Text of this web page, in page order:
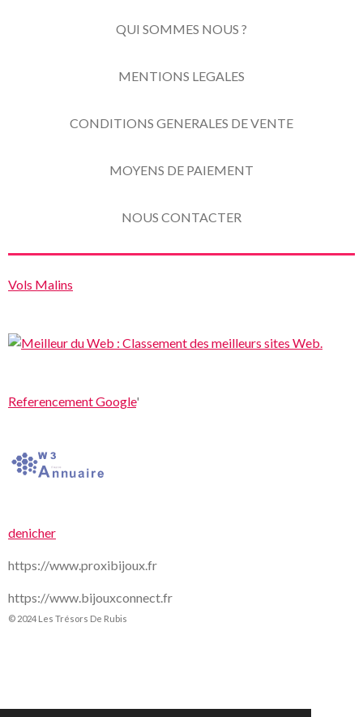
QUI SOMMES NOUS ?
MENTIONS LEGALES
CONDITIONS GENERALES DE VENTE
MOYENS DE PAIEMENT
NOUS CONTACTER
Vols Malins
Referencement Google'
denicher
https://www.proxibijoux.fr
https://www.bijouxconnect.fr
© 2024 Les Trésors De Rubis